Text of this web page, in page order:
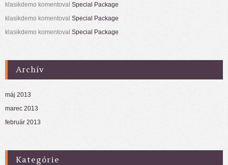
klasikdemo komentoval Special Package
klasikdemo komentoval Special Package
klasikdemo komentoval Special Package
Archív
máj 2013
marec 2013
február 2013
Kategórie